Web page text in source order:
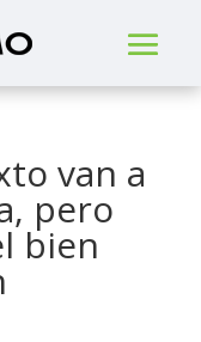
van a
pero
bien